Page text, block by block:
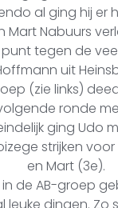
al ging hij er
Mart Nabuurs
tegen de
uit
(zie links)
ronde
ging Udo
strijken
en Mart (3e).
de AB-groep
leuke dingen. Zo